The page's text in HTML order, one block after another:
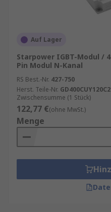
Auf Lager
Starpower IGBT-Modul /
Pin Modul N-Kanal
RS Best.-Nr. 427-750
Herst. Teile-Nr.
Zwischensumme (1 Stück)
122,77 €(ohne MwSt.)
Menge